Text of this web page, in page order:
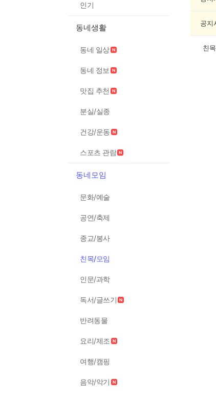
인기
동네생활
동네 일상
동네 정보
맛집 추천
분실/실종
건강/운동
스포츠 관람
동네모임
문화/예술
공연/축제
종교/봉사
친목/모임
인문/과학
독서/글쓰기
반려동물
요리/제조
여행/캠핑
음악/악기
공지
친